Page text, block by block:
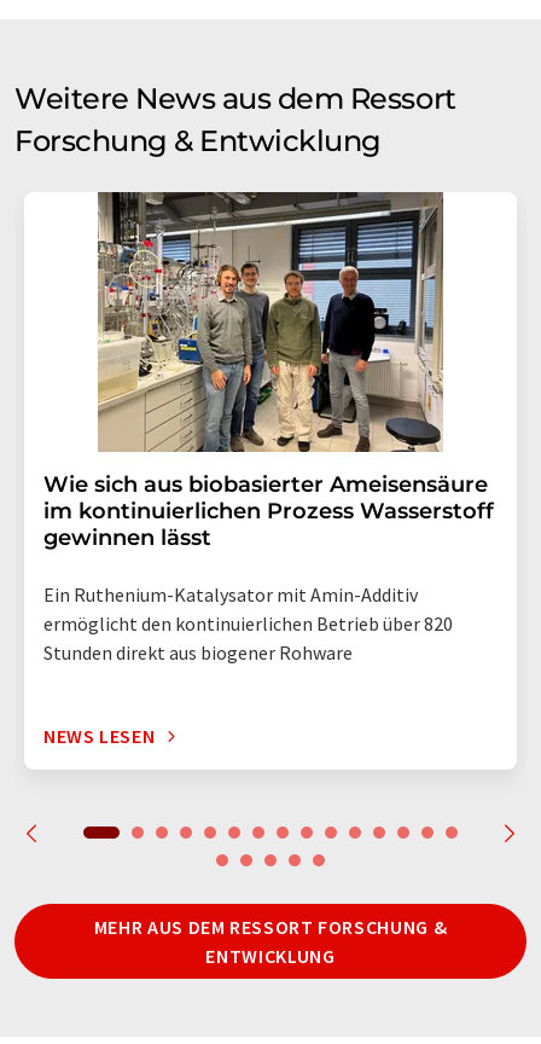
Weitere News aus dem Ressort
Forschung & Entwicklung
Wie sich aus biobasierter Ameisensäure
im kontinuierlichen Prozess Wasserstoff
gewinnen lässt
Ein Ruthenium-Katalysator mit Amin-Additiv
ermöglicht den kontinuierlichen Betrieb über 820
Stunden direkt aus biogener Rohware
NEWS LESEN
MEHR AUS DEM RESSORT FORSCHUNG &
ENTWICKLUNG